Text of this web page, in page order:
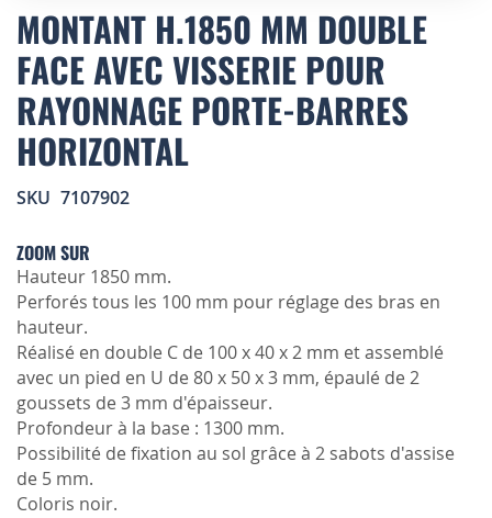
to
the
beginning
of
the
images
gallery
MONTANT H.1850 MM DOUBLE
FACE AVEC VISSERIE POUR
RAYONNAGE PORTE-BARRES
HORIZONTAL
SKU 7107902
ZOOM SUR
Hauteur 1850 mm.
Perforés tous les 100 mm pour réglage des bras en
hauteur.
Réalisé en double C de 100 x 40 x 2 mm et assemblé
avec un pied en U de 80 x 50 x 3 mm, épaulé de 2
goussets de 3 mm d'épaisseur.
Profondeur à la base : 1300 mm.
Possibilité de fixation au sol grâce à 2 sabots d'assise
de 5 mm.
Coloris noir.